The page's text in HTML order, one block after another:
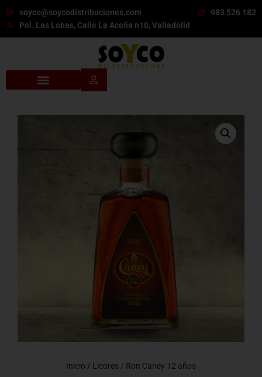
soyco@soycodistribuciones.com
983 526 182
Pol. Las Lobas, Calle La Aceña n10, Valladolid
Inicio / Licores / Ron Caney 12 años